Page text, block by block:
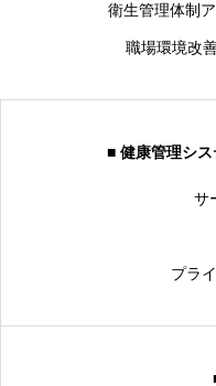
衛生管理体制
職場環境改
■ 健康管理シス
サ
プラ